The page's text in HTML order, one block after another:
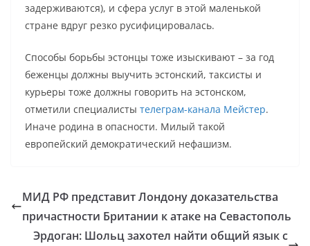
задерживаются), и сфера услуг в этой маленькой
стране вдруг резко русифицировалась.
Способы борьбы эстонцы тоже изыскивают – за год
беженцы должны выучить эстонский, таксисты и
курьеры тоже должны говорить на эстонском,
отметили специалисты телеграм-канала Мейстер.
Иначе родина в опасности. Милый такой
европейский демократический нефашизм.
МИД РФ представит Лондону доказательства
причастности Британии к атаке на Севастополь
Эрдоган: Шольц захотел найти общий язык с